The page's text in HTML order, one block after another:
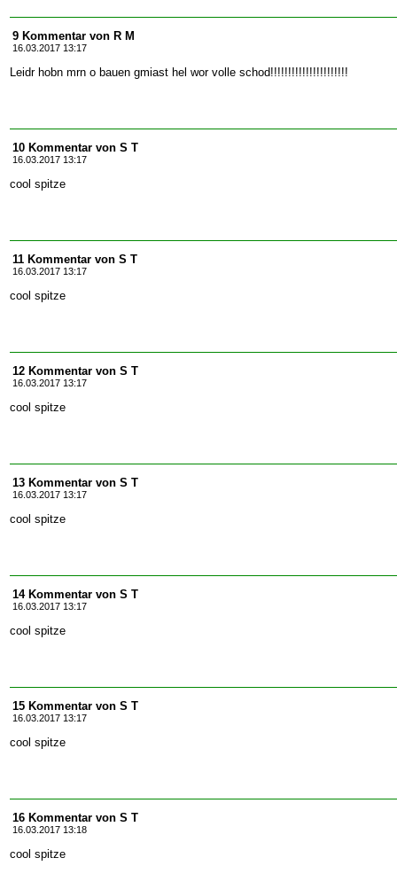
9 Kommentar von R M
16.03.2017 13:17
Leidr hobn mrn o bauen gmiast hel wor volle schod!!!!!!!!!!!!!!!!!!!!!!
10 Kommentar von S T
16.03.2017 13:17
cool spitze
11 Kommentar von S T
16.03.2017 13:17
cool spitze
12 Kommentar von S T
16.03.2017 13:17
cool spitze
13 Kommentar von S T
16.03.2017 13:17
cool spitze
14 Kommentar von S T
16.03.2017 13:17
cool spitze
15 Kommentar von S T
16.03.2017 13:17
cool spitze
16 Kommentar von S T
16.03.2017 13:18
cool spitze